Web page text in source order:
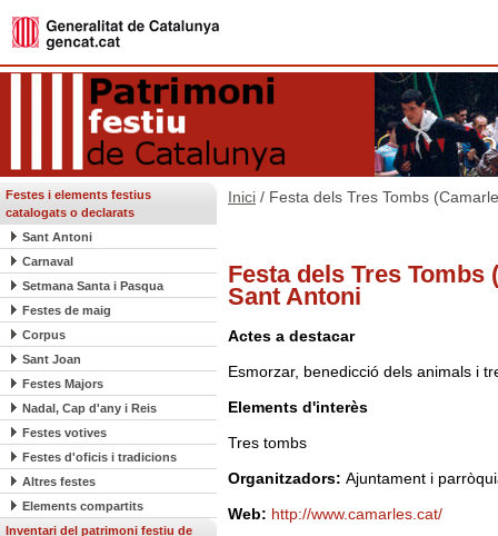
Festes i elements festius
catalogats o declarats
Sant Antoni
Carnaval
Setmana Santa i Pasqua
Festes de maig
Corpus
Sant Joan
Festes Majors
Nadal, Cap d'any i Reis
Festes votives
Festes d'oficis i tradicions
Altres festes
Elements compartits
Inventari del patrimoni festiu de
Inici / Festa dels Tres Tombs
Festa dels Tres Tombs
Sant Antoni
Actes a destacar
Esmorzar, benedicció dels animals i
Elements d'interès
Tres tombs
Organitzadors: Ajuntament i
Web: http://www.camarles.cat/